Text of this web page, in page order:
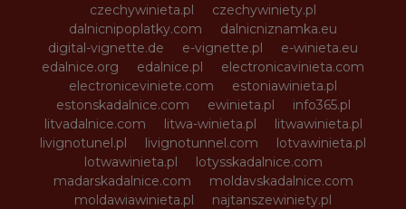
czechywinieta.pl
czechywiniety.pl
dalnicnipoplatky.com
dalnicniznamka.eu
digital-vignette.de
e-vignette.pl
e-winieta.eu
edalnice.org
edalnice.pl
electronicavinieta.com
electroniceviniete.com
estoniawinieta.pl
estonskadalnice.com
ewinieta.pl
info365.pl
litvadalnice.com
litwa-winieta.pl
litwawinieta.pl
livignotunel.pl
livignotunnel.com
lotvawinieta.pl
lotwawinieta.pl
lotysskadalnice.com
madarskadalnice.com
moldavskadalnice.com
moldawiawinieta.pl
najtanszewiniety.pl